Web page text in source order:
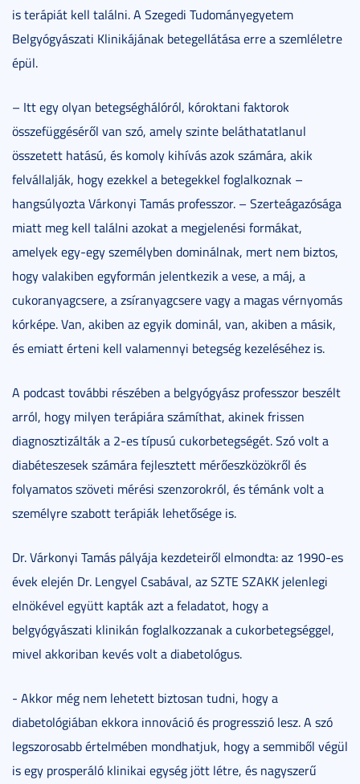
is terápiát kell találni. A Szegedi Tudományegyetem
Belgyógyászati Klinikájának betegellátása erre a szemléletre
épül.
– Itt egy olyan betegséghálóról, kóroktani faktorok
összefüggéséről van szó, amely szinte beláthatatlanul
összetett hatású, és komoly kihívás azok számára, akik
felvállalják, hogy ezekkel a betegekkel foglalkoznak –
hangsúlyozta Várkonyi Tamás professzor. – Szerteágazósága
miatt meg kell találni azokat a megjelenési formákat,
amelyek egy-egy személyben dominálnak, mert nem biztos,
hogy valakiben egyformán jelentkezik a vese, a máj, a
cukoranyagcsere, a zsíranyagcsere vagy a magas vérnyomás
kórképe. Van, akiben az egyik dominál, van, akiben a másik,
és emiatt érteni kell valamennyi betegség kezeléséhez is.
A podcast további részében a belgyógyász professzor beszélt
arról, hogy milyen terápiára számíthat, akinek frissen
diagnosztizálták a 2-es típusú cukorbetegségét. Szó volt a
diabéteszesek számára fejlesztett mérőeszközökről és
folyamatos szöveti mérési szenzorokról, és témánk volt a
személyre szabott terápiák lehetősége is.
Dr. Várkonyi Tamás pályája kezdeteiről elmondta: az 1990-es
évek elején Dr. Lengyel Csabával, az SZTE SZAKK jelenlegi
elnökével együtt kapták azt a feladatot, hogy a
belgyógyászati klinikán foglalkozzanak a cukorbetegséggel,
mivel akkoriban kevés volt a diabetológus.
- Akkor még nem lehetett biztosan tudni, hogy a
diabetológiában ekkora innováció és progresszió lesz. A szó
legszorosabb értelmében mondhatjuk, hogy a semmiből végül
is egy prosperáló klinikai egység jött létre, és nagyszerű